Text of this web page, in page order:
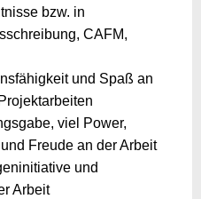
bzw. in
CAFM,
und Spaß an
viel Power,
Freude an der Arbeit
und
Arbeit